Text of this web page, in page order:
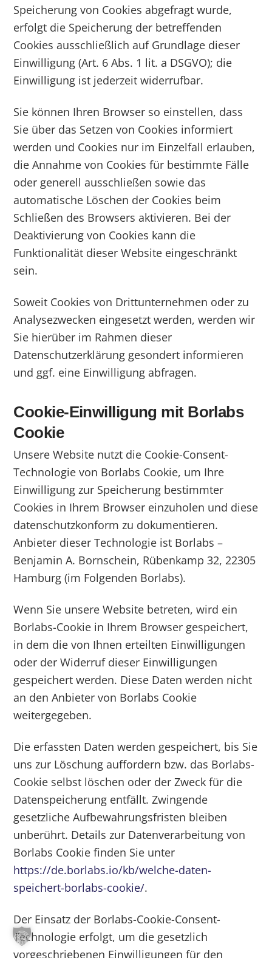
Speicherung von Cookies abgefragt wurde,
erfolgt die Speicherung der betreffenden
Cookies ausschließlich auf Grundlage dieser
Einwilligung (Art. 6 Abs. 1 lit. a DSGVO); die
Einwilligung ist jederzeit widerrufbar.
Sie können Ihren Browser so einstellen, dass
Sie über das Setzen von Cookies informiert
werden und Cookies nur im Einzelfall erlauben,
die Annahme von Cookies für bestimmte Fälle
oder generell ausschließen sowie das
automatische Löschen der Cookies beim
Schließen des Browsers aktivieren. Bei der
Deaktivierung von Cookies kann die
Funktionalität dieser Website eingeschränkt
sein.
Soweit Cookies von Drittunternehmen oder zu
Analysezwecken eingesetzt werden, werden wir
Sie hierüber im Rahmen dieser
Datenschutzerklärung gesondert informieren
und ggf. eine Einwilligung abfragen.
Cookie-Einwilligung mit Borlabs
Cookie
Unsere Website nutzt die Cookie-Consent-
Technologie von Borlabs Cookie, um Ihre
Einwilligung zur Speicherung bestimmter
Cookies in Ihrem Browser einzuholen und diese
datenschutzkonform zu dokumentieren.
Anbieter dieser Technologie ist Borlabs –
Benjamin A. Bornschein, Rübenkamp 32, 22305
Hamburg (im Folgenden Borlabs).
Wenn Sie unsere Website betreten, wird ein
Borlabs-Cookie in Ihrem Browser gespeichert,
in dem die von Ihnen erteilten Einwilligungen
oder der Widerruf dieser Einwilligungen
gespeichert werden. Diese Daten werden nicht
an den Anbieter von Borlabs Cookie
weitergegeben.
Die erfassten Daten werden gespeichert, bis Sie
uns zur Löschung auffordern bzw. das Borlabs-
Cookie selbst löschen oder der Zweck für die
Datenspeicherung entfällt. Zwingende
gesetzliche Aufbewahrungsfristen bleiben
unberührt. Details zur Datenverarbeitung von
Borlabs Cookie finden Sie unter
https://de.borlabs.io/kb/welche-daten-
speichert-borlabs-cookie/.
Der Einsatz der Borlabs-Cookie-Consent-
Technologie erfolgt, um die gesetzlich
vorgeschriebenen Einwilligungen für den